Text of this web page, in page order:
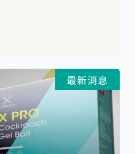
最新消息